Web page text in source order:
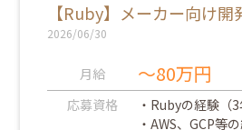
【Ruby】メーカー向け
2026/06/30
月給 ～80万円
応募資格
・Rubyの経験（3
・AWS、GCP等